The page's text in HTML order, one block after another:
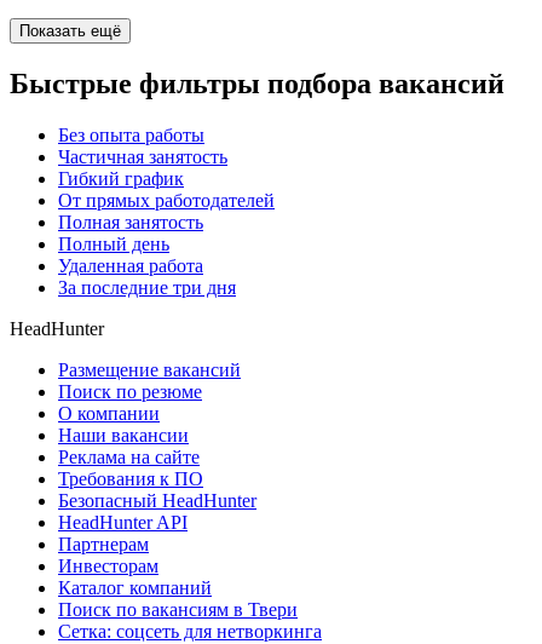
Показать ещё
Быстрые фильтры подбора вакансий
Без опыта работы
Частичная занятость
Гибкий график
От прямых работодателей
Полная занятость
Полный день
Удаленная работа
За последние три дня
HeadHunter
Размещение вакансий
Поиск по резюме
О компании
Наши вакансии
Реклама на сайте
Требования к ПО
Безопасный HeadHunter
HeadHunter API
Партнерам
Инвесторам
Каталог компаний
Поиск по вакансиям в Твери
Сетка: соцсеть для нетворкинга